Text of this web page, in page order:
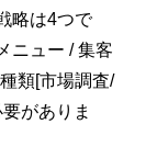
略は4つで
ニュー / 集客
類[市場調査/
がありま